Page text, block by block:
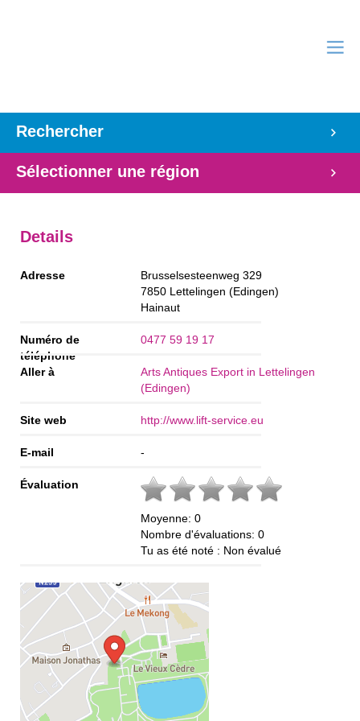
Rechercher
Sélectionner une région
Details
Adresse
Brusselsesteenweg 329
7850 Lettelingen (Edingen)
Hainaut
Numéro de
téléphone
0477 59 19 17
Aller à
Arts Antiques Export in Lettelingen
(Edingen)
Site web http://www.lift-service.eu
E-mail -
Évaluation
Moyenne: 0
Nombre d'évaluations: 0
Tu as été noté : Non évalué